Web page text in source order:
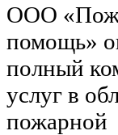
ООО
помощь»
полный
услуг в
пожарной